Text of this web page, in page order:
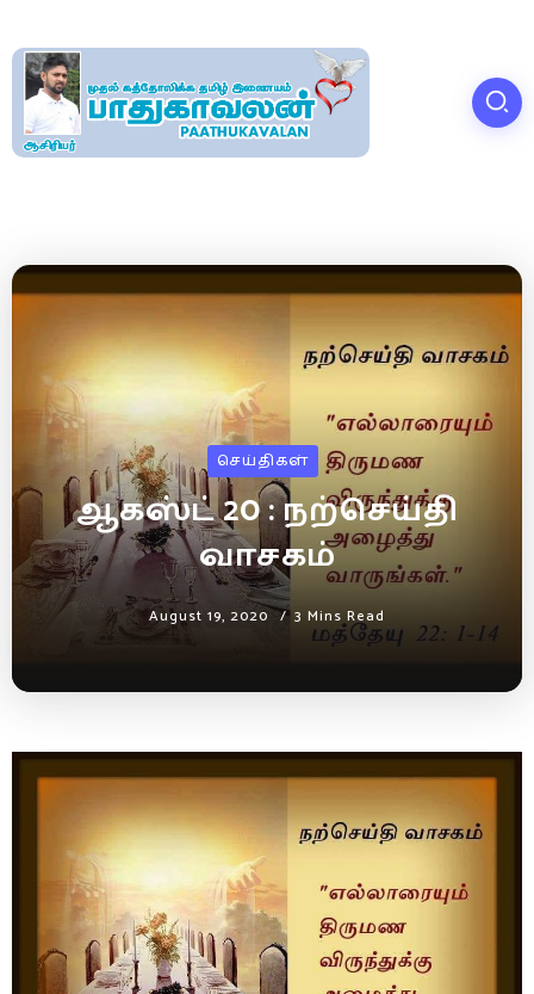
செய்திகள்
ஆகஸ்ட் 20 : நற்செய்தி
வாசகம்
August 19, 2020 3 Mins Read